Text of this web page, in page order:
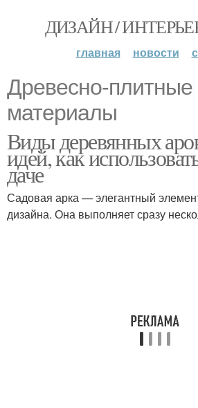
ДИЗАЙН /
главная новости
Древесно-плитные
материалы
Виды деревянных
идей, как
даче
Садовая арка — элегантный
дизайна. Она выполняет сразу